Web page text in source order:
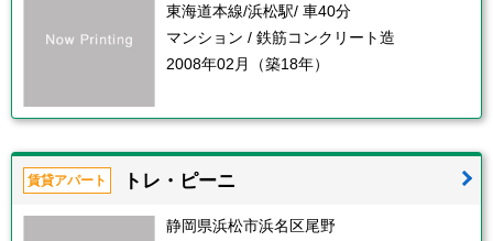
東海道本線/浜松駅/ 車40分
マンション / 鉄筋コンクリート造
2008年02月（築18年）
賃貸アパート トレ・ピーニ
静岡県浜松市浜名区尾野